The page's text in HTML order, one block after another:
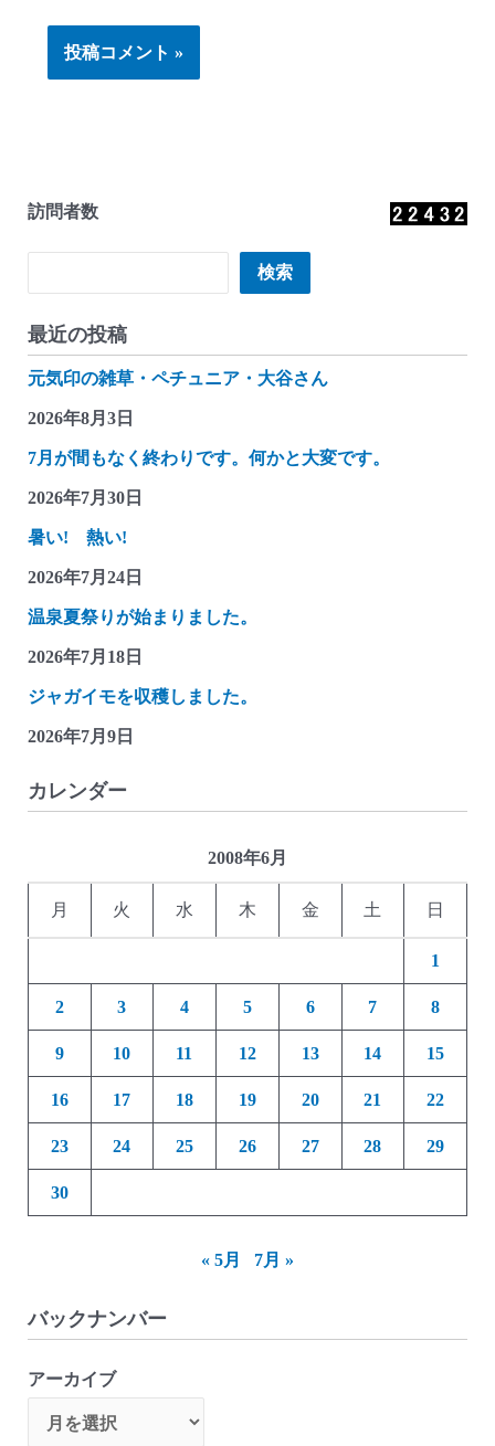
訪問者数
検索
最近の投稿
元気印の雑草・ペチュニア・大谷さん
2026年8月3日
7月が間もなく終わりです。何かと大変です。
2026年7月30日
暑い! 熱い!
2026年7月24日
温泉夏祭りが始まりました。
2026年7月18日
ジャガイモを収穫しました。
2026年7月9日
カレンダー
2008年6月
月 火 水 木 金 土 日
1
2 3 4 5 6 7 8
9 10 11 12 13 14 15
16 17 18 19 20 21 22
23 24 25 26 27 28 29
30
« 5月 7月 »
バックナンバー
アーカイブ